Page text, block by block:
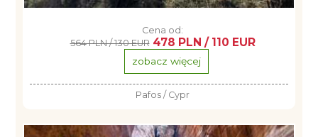
Cena od:
564 PLN / 130 EUR 478 PLN / 110 EUR
zobacz więcej
Pafos / Cypr